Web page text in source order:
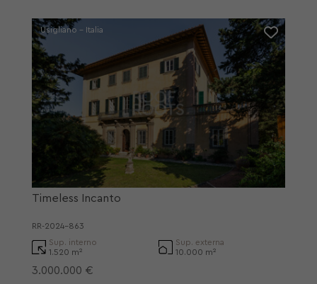
Usigliano - Italia
Timeless Incanto
RR-2024-863
Sup. interno
1.520 m²
Sup. externa
10.000 m²
3.000.000 €